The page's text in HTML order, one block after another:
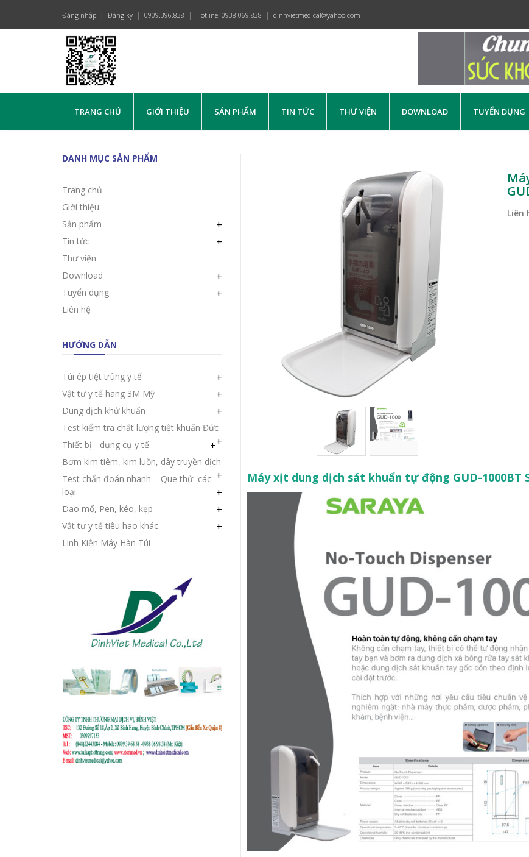
Đăng nhập Đăng ký 0909.396.838 Hotline: 0938.069.838 dinhvietmedical@yahoo.com
TRANG CHỦ GIỚI THIỆU SẢN PHẨM TIN TỨC THƯ VIỆN DOWNLOAD TUYỂN DỤNG
DANH MỤC SẢN PHẨM
Trang chủ
Giới thiệu
Sản phẩm
+
Tin tức +
Thư viện
Download
+
Tuyển dụng +
Liên hệ
HƯỚNG DẪN
Túi ép tiệt trùng y tế +
Vật tư y tế hãng 3M Mỹ +
Dung dịch khử khuẩn +
Test kiểm tra chất lượng tiệt khuẩn Đức
+
Thiết bị - dụng cụ y tế +
Bơm kim tiêm, kim luồn, dây truyền dịch
+
Test chẩn đoán nhanh – Que thử các
loại
+
Dao mổ, Pen, kéo, kẹp +
Vật tư y tế tiêu hao khác +
Linh Kiện Máy Hàn Túi
Liên
Máy xịt dung dịch sát khuẩn tự động GUD-1000BT